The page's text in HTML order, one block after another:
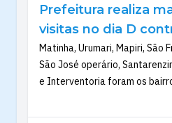
Prefeitura realiza
visitas no dia D
Matinha, Urumari, Mapiri, São
São José operário,
e Interventoria foram os